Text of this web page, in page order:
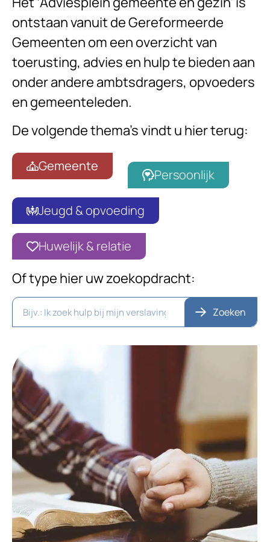
ontstaan vanuit de Gereformeerde
Gemeenten om een overzicht van
toerusting, advies en hulp te bieden aan
onder andere ambtsdragers, opvoeders
en gemeenteleden.
De volgende thema’s vindt u hier terug:
Gemeente
Persoonlijk
Jeugd & opvoeding
Huwelijk & relatie
Of type hier uw zoekopdracht:
Zoeken